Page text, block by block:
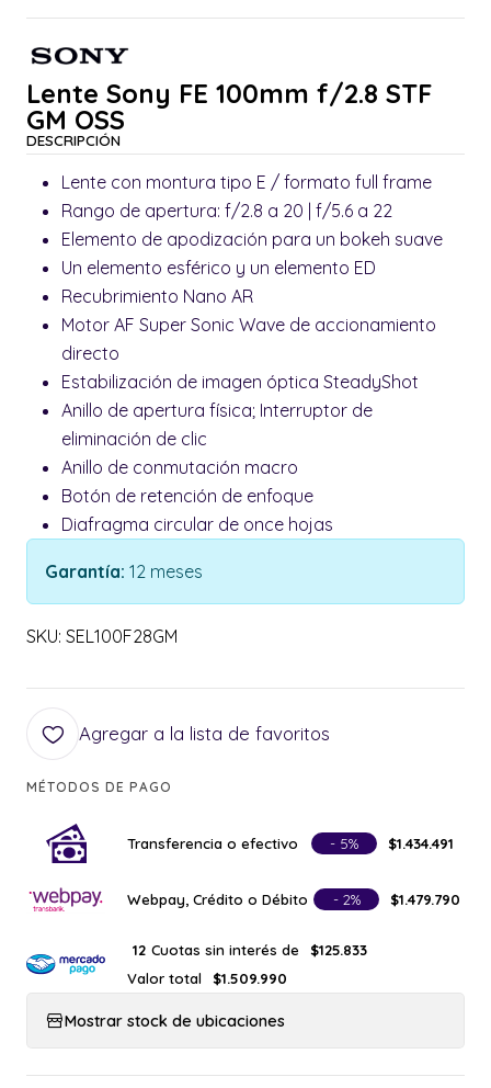
Lente Sony FE 100mm f/2.8 STF
GM OSS
DESCRIPCIÓN
Lente con montura tipo E / formato full frame
Rango de apertura: f/2.8 a 20 | f/5.6 a 22
Elemento de apodización para un bokeh suave
Un elemento esférico y un elemento ED
Recubrimiento Nano AR
Motor AF Super Sonic Wave de accionamiento
directo
Estabilización de imagen óptica SteadyShot
Anillo de apertura física; Interruptor de
eliminación de clic
Anillo de conmutación macro
Botón de retención de enfoque
Diafragma circular de once hojas
Garantía: 12 meses
SKU: SEL100F28GM
Agregar a la lista de favoritos
MÉTODOS DE PAGO
Transferencia o efectivo - 5% $1.434.491
Webpay, Crédito o Débito - 2% $1.479.790
12 Cuotas sin interés de
$125.833
Valor total
$1.509.990
Mostrar stock de ubicaciones